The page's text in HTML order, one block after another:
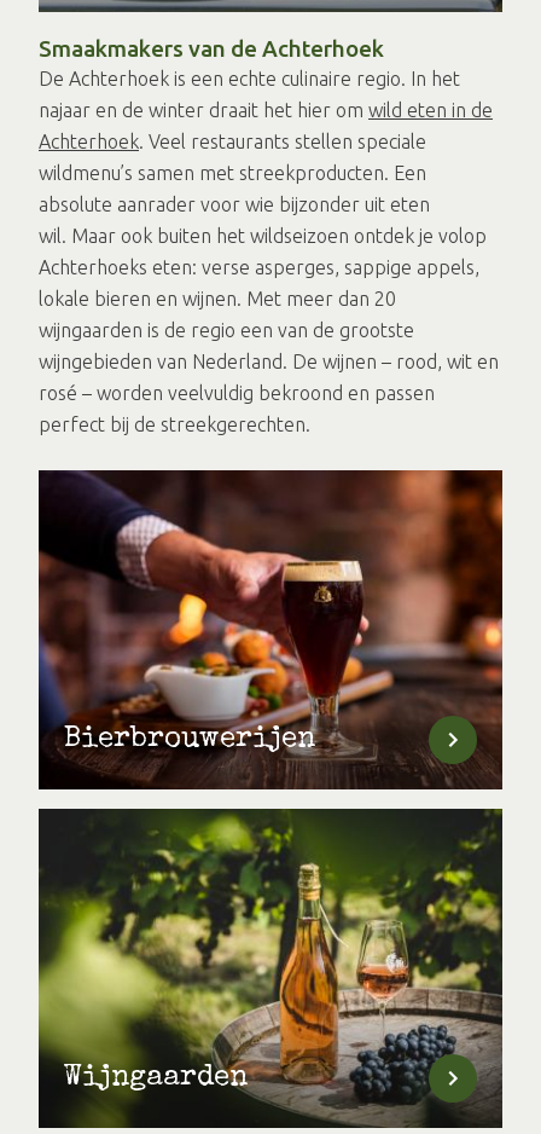
Smaakmakers van de Achterhoek
De Achterhoek is een echte culinaire regio. In het
najaar en de winter draait het hier om wild eten in de
Achterhoek. Veel restaurants stellen speciale
wildmenu’s samen met streekproducten. Een
absolute aanrader voor wie bijzonder uit eten
wil. Maar ook buiten het wildseizoen ontdek je volop
Achterhoeks eten: verse asperges, sappige appels,
lokale bieren en wijnen. Met meer dan 20
wijngaarden is de regio een van de grootste
wijngebieden van Nederland. De wijnen – rood, wit en
rosé – worden veelvuldig bekroond en passen
perfect bij de streekgerechten.
Bierbrouwerijen
Wijngaarden